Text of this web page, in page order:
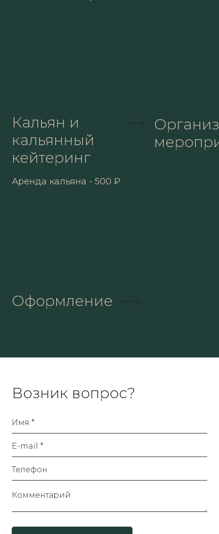
Кальян и
кальянный
кейтеринг
Аренда кальяна - 500 ₽
Оформление
Возник вопрос?
Имя *
E-mail *
Телефон
Комментарий